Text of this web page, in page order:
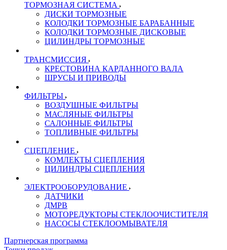
ТОРМОЗНАЯ СИСТЕМА
ДИСКИ ТОРМОЗНЫЕ
КОЛОДКИ ТОРМОЗНЫЕ БАРАБАННЫЕ
КОЛОДКИ ТОРМОЗНЫЕ ДИСКОВЫЕ
ЦИЛИНДРЫ ТОРМОЗНЫЕ
ТРАНСМИССИЯ
КРЕСТОВИНА КАРДАННОГО ВАЛА
ШРУСЫ И ПРИВОДЫ
ФИЛЬТРЫ
ВОЗДУШНЫЕ ФИЛЬТРЫ
МАСЛЯНЫЕ ФИЛЬТРЫ
САЛОННЫЕ ФИЛЬТРЫ
ТОПЛИВНЫЕ ФИЛЬТРЫ
СЦЕПЛЕНИЕ
КОМЛЕКТЫ СЦЕПЛЕНИЯ
ЦИЛИНДРЫ СЦЕПЛЕНИЯ
ЭЛЕКТРООБОРУДОВАНИЕ
ДАТЧИКИ
ДМРВ
МОТОРЕДУКТОРЫ СТЕКЛООЧИСТИТЕЛЯ
НАСОСЫ СТЕКЛООМЫВАТЕЛЯ
Партнерская программа